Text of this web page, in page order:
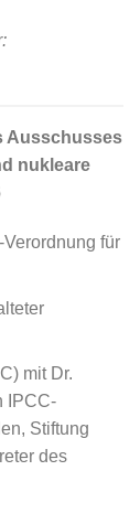
Ausschusses
nukleare
für
mit Dr.
IPCC-
Stiftung
des